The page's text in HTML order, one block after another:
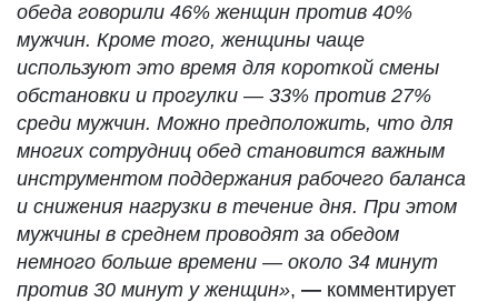
обеда говорили 46% женщин против 40%
мужчин. Кроме того, женщины чаще
используют это время для короткой смены
обстановки и прогулки — 33% против 27%
среди мужчин. Можно предположить, что для
многих сотрудниц обед становится важным
инструментом поддержания рабочего баланса
и снижения нагрузки в течение дня. При этом
мужчины в среднем проводят за обедом
немного больше времени — около 34 минут
против 30 минут у женщин», — комментирует